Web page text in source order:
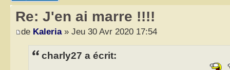
Re: J'en ai marre !!!!
de Kaleria» Jeu 30 Avr 2020 17:54
charly27 a écrit: